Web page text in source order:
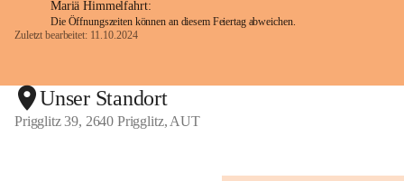
Mariä Himmelfahrt:
Die Öffnungszeiten können an diesem Feiertag abweichen.
Zuletzt bearbeitet: 11.10.2024
Unser Standort
Prigglitz 39, 2640 Prigglitz, AUT